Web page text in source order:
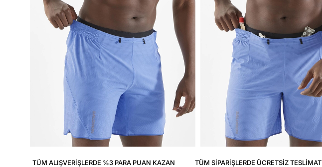
TÜM ALIŞVERIŞLERDE %3 PARA PUAN KAZAN TÜM SIPARIŞLERDE ÜCRETSIZ TESLIMAT